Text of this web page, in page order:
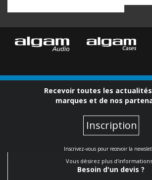
Recevoir toutes les
marques et de nos
Inscription
Inscrivez-vous pour recevoir la
Vous désirez plus
Besoin d'un devis ?